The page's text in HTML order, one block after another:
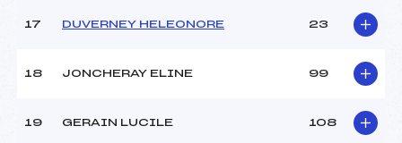
U12
17
DUVERNEY HELEONORE 23
18 JONCHERAY ELINE 99
19 GERAIN LUCILE 108